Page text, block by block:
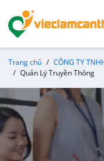
Trang chủ
CÔNG TY
Quản Lý Truyền Thông